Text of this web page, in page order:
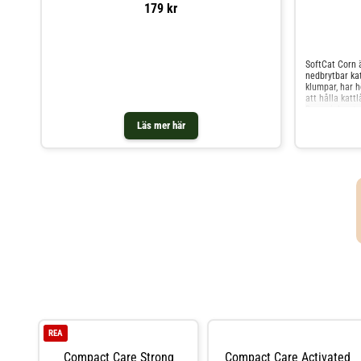
179 kr
Läs mer här
SoftCat Corn
nedbrytbar
klumpar, har
att hålla
Den mjuka
och passar
kattsand
för dig som
som är
rengöringen
i kattlådan
miljö Den
kattens
katter och
av förnybar
Compact Care Strong
REA
Compact Care Activated